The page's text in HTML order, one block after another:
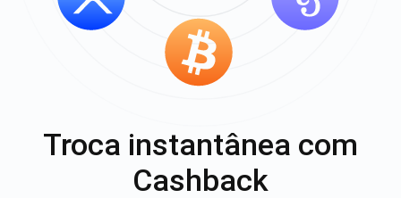
Troca instantânea com
Cashback